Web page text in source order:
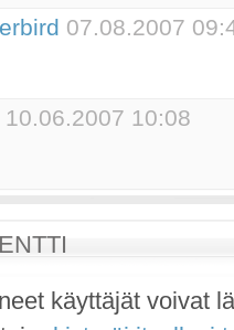
07.08.2007
10.06.2007 10:08
käyttäjät voivat